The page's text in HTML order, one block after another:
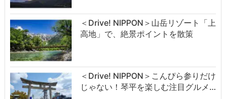
＜Drive! NIPPON＞山岳リゾート「上
高地」で、絶景ポイントを散策
＜Drive! NIPPON＞こんぴら参りだけ
じゃない！琴平を楽しむ注目グルメ…